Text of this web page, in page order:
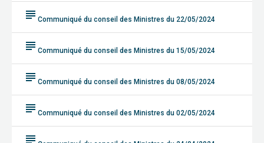
subject Communiqué du conseil des Ministres du 22/05/2024
subject Communiqué du conseil des Ministres du 15/05/2024
subject Communiqué du conseil des Ministres du 08/05/2024
subject Communiqué du conseil des Ministres du 02/05/2024
subject